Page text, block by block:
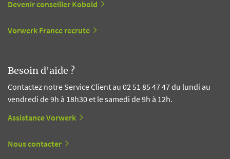
Devenir conseiller Kobold
Vorwerk France recrute
Besoin d'aide ?
Contactez notre Service Client au 02 51 85 47 47 du lundi au
vendredi de 9h à 18h30 et le samedi de 9h à 12h.
Assistance Vorwerk
Nous contacter